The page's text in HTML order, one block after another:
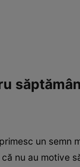
un semn
nu au motive